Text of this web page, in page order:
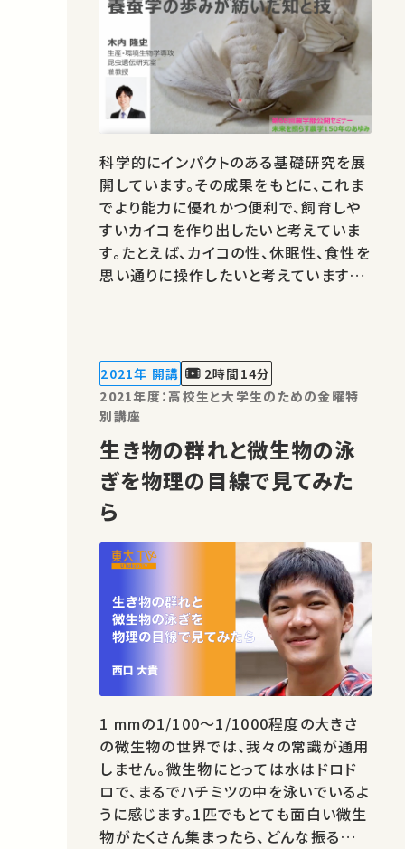
科学的にインパクトのある基礎研究を展
開しています。その成果をもとに、これま
でより能力に優れかつ便利で、飼育しや
すいカイコを作り出したいと考えていま
す。たとえば、カイコの性、休眠性、食性を
思い通りに操作したいと考えています。そ
がるかもしれません。 お気に入りの講
義・講演があればSNSなどでシェア…
2021年 開講
2時間14分
2021年度：高校生と大学生のための金曜特
別講座
生き物の群れと微生物の泳
ぎを物理の目線で見てみた
ら
1 mmの1/100～1/1000程度の大きさ
の微生物の世界では、我々の常識が通用
しません。微生物にとっては水はドロド
ロで、まるでハチミツの中を泳いでいるよ
うに感じます。1匹でもとても面白い微生
物がたくさん集まったら、どんな振る舞い